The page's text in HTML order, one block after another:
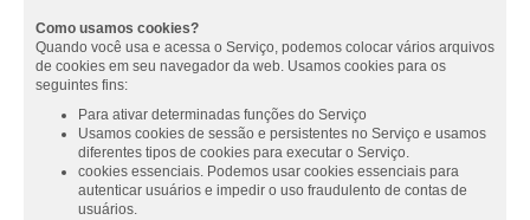
Como usamos cookies?
Quando você usa e acessa o Serviço, podemos colocar vários arquivos
de cookies em seu navegador da web. Usamos cookies para os
seguintes fins:
Para ativar determinadas funções do Serviço
Usamos cookies de sessão e persistentes no Serviço e usamos
diferentes tipos de cookies para executar o Serviço.
cookies essenciais. Podemos usar cookies essenciais para
autenticar usuários e impedir o uso fraudulento de contas de
usuários.